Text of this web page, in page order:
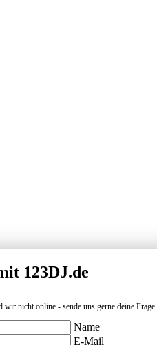
123DJ.de
wir nicht online - sende uns gerne deine Frage.
Name
E-Mail